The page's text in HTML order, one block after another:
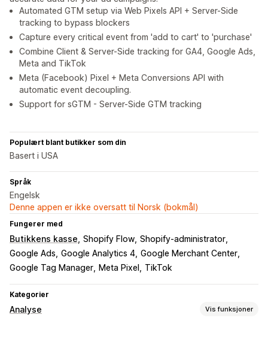
Automated GTM setup via Web Pixels API + Server-Side
tracking to bypass blockers
Capture every critical event from 'add to cart' to 'purchase'
Combine Client & Server-Side tracking for GA4, Google Ads,
Meta and TikTok
Meta (Facebook) Pixel + Meta Conversions API with
automatic event decoupling.
Support for sGTM - Server-Side GTM tracking
Populært blant butikker som din
Basert i USA
Språk
Engelsk
Denne appen er ikke oversatt til Norsk (bokmål)
Fungerer med
Butikkens kasse Shopify Flow Shopify-administrator
Google Ads Google Analytics 4 Google Merchant Center
Google Tag Manager
Meta Pixel TikTok
Kategorier
Analyse Vis funksjoner